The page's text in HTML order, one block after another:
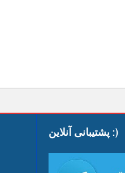
پشتیبانی آنلاین :)